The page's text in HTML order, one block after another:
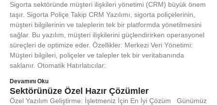
Sigorta sektöründe müşteri ilişkileri yönetimi (CRM) büyük önem
taşır. Sigorta Poliçe Takip CRM Yazılımı, sigorta poliçelerinin,
müşteri bilgilerinin ve taleplerin tek bir platformda yönetilmesini
sağlar. Bu yazılım, müşteri ilişkilerini güçlendirirken operasyonel
süreçleri de optimize eder. Özellikler: Merkezi Veri Yönetimi:
Müşteri bilgileri, poliçeler ve talepler tek bir veritabanında
saklanır. Otomatik Hatırlatıcılar:
Devamını Oku
Sektörünüze Özel Hazır Çözümler
Özel Yazılım Geliştirme: İşletmeniz İçin En İyi Çözüm Günümüz